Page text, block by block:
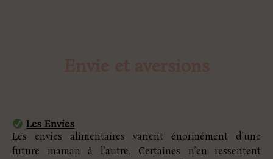
Les Envies
Les envies alimentaires varient énormément d’une
future maman à l’autre. Certaines n’en ressentent